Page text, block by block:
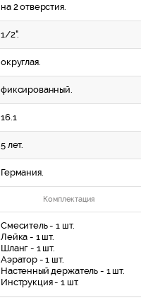
на 2 отверстия.
1/2".
округлая.
фиксированный.
16.1
5 лет.
Германия.
Комплектация
Смеситель - 1 шт.
Лейка - 1 шт.
Шланг - 1 шт.
Аэратор - 1 шт.
Настенный держатель - 1 шт.
Инструкция - 1 шт.